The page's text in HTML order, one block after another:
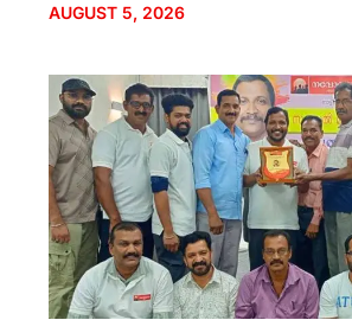
AUGUST 5, 2026